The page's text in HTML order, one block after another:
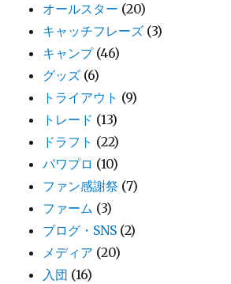
オールスター (20)
キャッチフレーズ (3)
キャンプ(46)
グッズ (6)
トライアウト (9)
トレード (13)
ドラフト (22)
パワプロ (10)
ファン感謝祭 (7)
ファーム (3)
ブログ・SNS (2)
メディア (20)
入団 (16)